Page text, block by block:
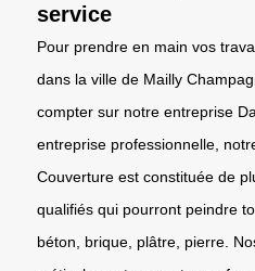
service
Pour prendre en main vos
dans la ville de Mailly
compter sur notre entreprise
entreprise professionnelle,
Couverture est constituée de
qualifiés qui pourront peindre
béton, brique, plâtre, pierre.